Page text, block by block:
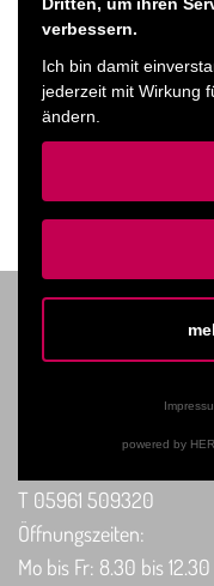
die Spaß an
Ticket kaufen
ZURÜCK ZUM
TICKET-
T 05961 509320
Öffnungszeiten:
Mo bis Fr: 8.30 bis
verbessern.
Ich bin damit
jederzeit mit Wirkung
ändern.
powered by